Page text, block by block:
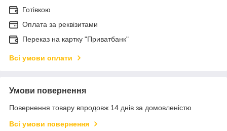
Готівкою
Оплата за реквізитами
Переказ на картку "Приватбанк"
Всі умови оплати
Умови повернення
Повернення товару впродовж 14 днів за домовленістю
Всі умови повернення